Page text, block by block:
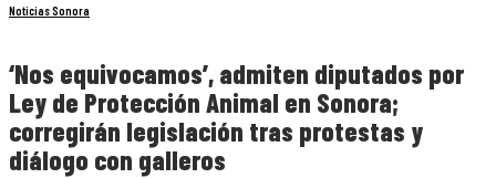
Noticias Sonora
‘Nos equivocamos’, admiten diputados por
Ley de Protección Animal en Sonora;
corregirán legislación tras protestas y
diálogo con galleros